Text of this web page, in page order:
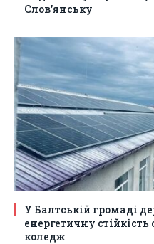
Слов’янську
У Балтській громаді
енергетичну
коледж